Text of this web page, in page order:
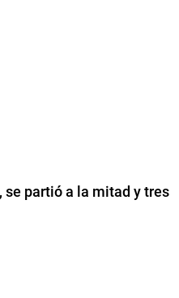
se partió a la mitad y tres